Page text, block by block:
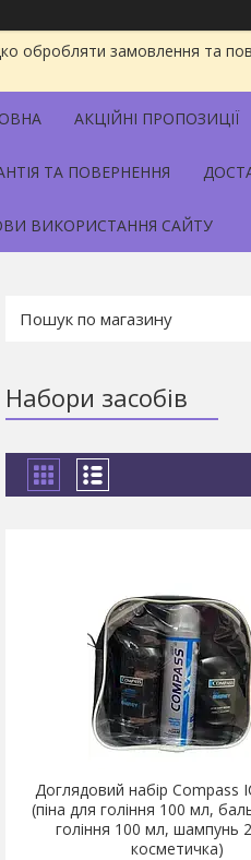
обробляти замовлення та
АКЦІЙНІ ПРОПОЗИЦІЇ
ТА ПОВЕРНЕННЯ
ВИКОРИСТАННЯ САЙТУ
Набори засобів
Доглядовий набір Compass
(піна для гоління 100 мл,
гоління 100 мл, шампунь
косметичка)